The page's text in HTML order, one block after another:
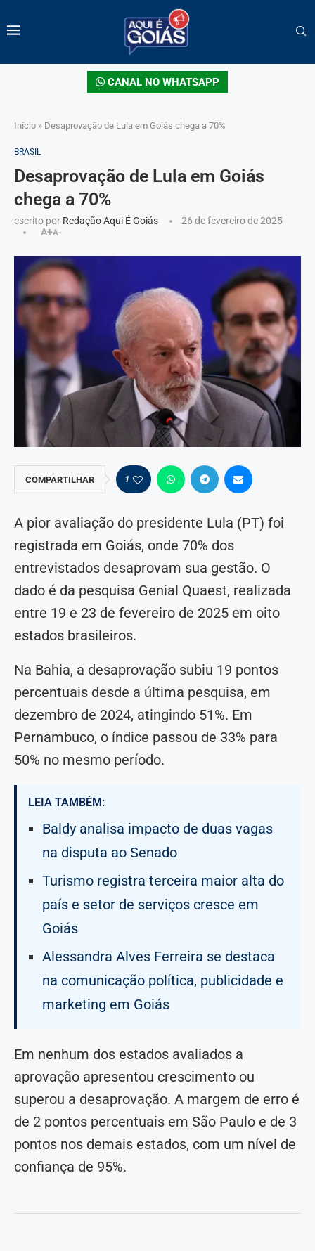
CANAL NO WHATSAPP
Início » Desaprovação de Lula em Goiás chega a 70%
BRASIL
Desaprovação de Lula em Goiás
chega a 70%
escrito por Redação Aqui É Goiás
26 de fevereiro de 2025
A+A-
COMPARTILHAR 1
A pior avaliação do presidente Lula (PT) foi
registrada em Goiás, onde 70% dos
entrevistados desaprovam sua gestão. O
dado é da pesquisa Genial Quaest, realizada
entre 19 e 23 de fevereiro de 2025 em oito
estados brasileiros.
Na Bahia, a desaprovação subiu 19 pontos
percentuais desde a última pesquisa, em
dezembro de 2024, atingindo 51%. Em
Pernambuco, o índice passou de 33% para
50% no mesmo período.
LEIA TAMBÉM:
Baldy analisa impacto de duas vagas
na disputa ao Senado
Turismo registra terceira maior alta do
país e setor de serviços cresce em
Goiás
Alessandra Alves Ferreira se destaca
na comunicação política, publicidade e
marketing em Goiás
Em nenhum dos estados avaliados a
aprovação apresentou crescimento ou
superou a desaprovação. A margem de erro é
de 2 pontos percentuais em São Paulo e de 3
pontos nos demais estados, com um nível de
confiança de 95%.